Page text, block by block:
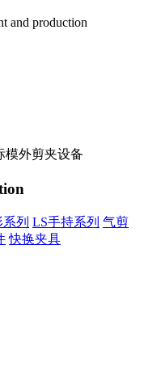
and production
模外剪夹设备
列 LS手持系列 气剪
快换夹具